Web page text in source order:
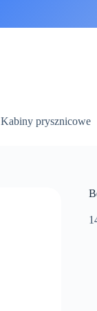
Kabiny prysznicowe